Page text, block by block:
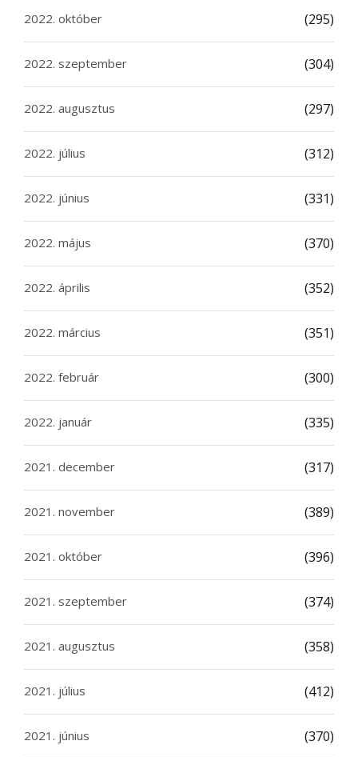
2022. október (295)
2022. szeptember (304)
2022. augusztus (297)
2022. július (312)
2022. június (331)
2022. május (370)
2022. április (352)
2022. március (351)
2022. február (300)
2022. január (335)
2021. december (317)
2021. november (389)
2021. október (396)
2021. szeptember (374)
2021. augusztus (358)
2021. július (412)
2021. június (370)